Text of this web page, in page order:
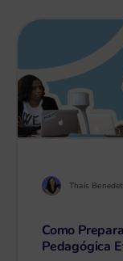
Thaís
Como
Pedagógica